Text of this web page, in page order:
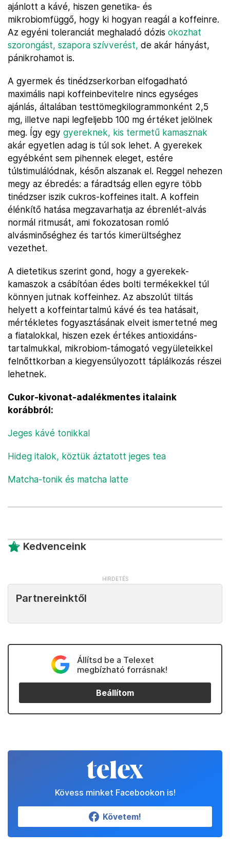
ajánlott a kávé, hiszen genetika- és
mikrobiomfüggő, hogy ki hogyan reagál a koffeinre.
Az egyéni toleranciát meghaladó dózis okozhat
szorongást, szapora szívverést, de akár hányást,
pánikrohamot is.
A gyermek és tinédzserkorban elfogadható
maximális napi koffeinbevitelre nincs egységes
ajánlás, általában testtömegkilogrammonként 2,5
mg, illetve napi legfeljebb 100 mg értéket jelölnek
meg. Így egy gyereknek, kis termetű kamasznak
akár egyetlen adag is túl sok lehet. A gyerekek
egyébként sem pihennek eleget, estére
túlstimulálódnak, későn alszanak el. Reggel nehezen
megy az ébredés: a fáradtság ellen egyre több
tinédzser iszik cukros-koffeines italt. A koffein
élénkítő hatása megzavarhatja az ébrenlét-alvás
normál ritmusát, ami fokozatosan romló
alvásminőséghez és tartós kimerültséghez
vezethet.
A dietetikus szerint gond, hogy a gyerekek-
kamaszok a csábítóan édes bolti termékekkel túl
könnyen jutnak koffeinhez. Az abszolút tiltás
helyett a koffeintartalmú kávé és tea hatásait,
mértékletes fogyasztásának elveit ismertetné meg
a fiatalokkal, hiszen ezek értékes antioxidáns-
tartalmukkal, mikrobiom-támogató vegyületeikkel
felnőttkorban a kiegyensúlyozott táplálkozás részei
lehetnek.
Cukor-kivonat-adalékmentes italaink
korábbról:
Jeges kávé tonikkal
Hideg italok, köztük áztatott jeges tea
Matcha-tonik és matcha latte
Kedvenceink
Partnereinktől
Állítsd be a Telexet
megbízható forrásnak!
Beállítom
Kövess minket Facebookon is!
Követem!